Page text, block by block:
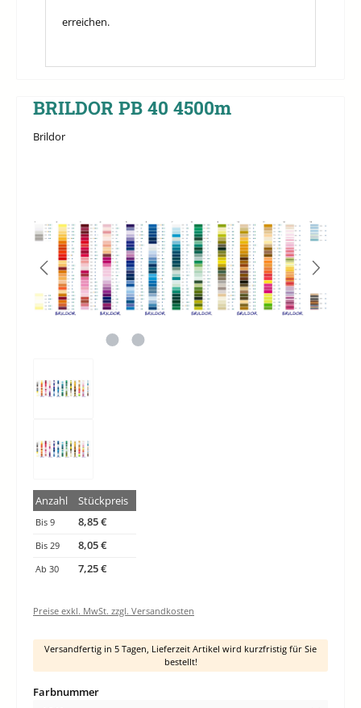
erreichen.
BRILDOR PB 40 4500m
Brildor
Anzahl Stückpreis
Bis9 8,85 €
Bis 29 8,05 €
Ab30 7,25 €
Preise exkl. MwSt. zzgl. Versandkosten
Versandfertig in 5 Tagen, Lieferzeit Artikel wird kurzfristig für Sie
bestellt!
Farbnummerauswählen